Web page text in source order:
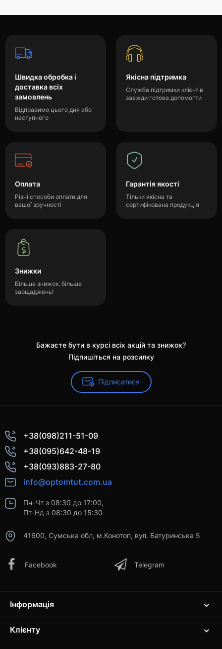
Швидка обробка і
доставка всіх
замовлень
Відправимо цього дня або
наступного
Якісна підтримка
Служба підтримки клієнтів
завжди готова допомогти
Оплата
Різні способи оплати для
вашої зручності
Гарантія якості
Тільки якісна та
сертифікована продукція
Знижки
Більше знижок, більше
заощаджень!
Бажаєте бути в курсі всіх акцій та знижок?
Підпишіться на розсилку
Підписатися
+38(098)211-51-09
+38(095)642-48-19
+38(093)883-27-80
info@optomtut.com.ua
Пн-Чт з 08:30 до 17:00,
Пт-Нд з 08:30 до 15:30
41600, Сумська обл, м.Конотоп, вул. Батуринська 5
Facebook Telegram
Інформація
Клієнту